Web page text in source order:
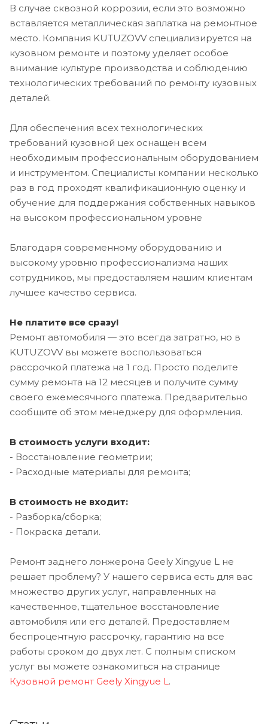
В случае сквозной коррозии, если это возможно
вставляется металлическая заплатка на ремонтное
место. Компания KUTUZOVV специализируется на
кузовном ремонте и поэтому уделяет особое
внимание культуре производства и соблюдению
технологических требований по ремонту кузовных
деталей.
Для обеспечения всех технологических
требований кузовной цех оснащен всем
необходимым профессиональным оборудованием
и инструментом. Специалисты компании несколько
раз в год проходят квалификационную оценку и
обучение для поддержания собственных навыков
на высоком профессиональном уровне
Благодаря современному оборудованию и
высокому уровню профессионализма наших
сотрудников, мы предоставляем нашим клиентам
лучшее качество сервиса.
Не платите все сразу!
Ремонт автомобиля — это всегда затратно, но в
KUTUZOVV вы можете воспользоваться
рассрочкой платежа на 1 год. Просто поделите
сумму ремонта на 12 месяцев и получите сумму
своего ежемесячного платежа. Предварительно
сообщите об этом менеджеру для оформления.
В стоимость услуги входит:
- Восстановление геометрии;
- Расходные материалы для ремонта;
В стоимость не входит:
- Разборка/сборка;
- Покраска детали.
Ремонт заднего лонжерона Geely Xingyue L не
решает проблему? У нашего сервиса есть для вас
множество других услуг, направленных на
качественное, тщательное восстановление
автомобиля или его деталей. Предоставляем
беспроцентную рассрочку, гарантию на все
работы сроком до двух лет. С полным списком
услуг вы можете ознакомиться на странице
Кузовной ремонт Geely Xingyue L.